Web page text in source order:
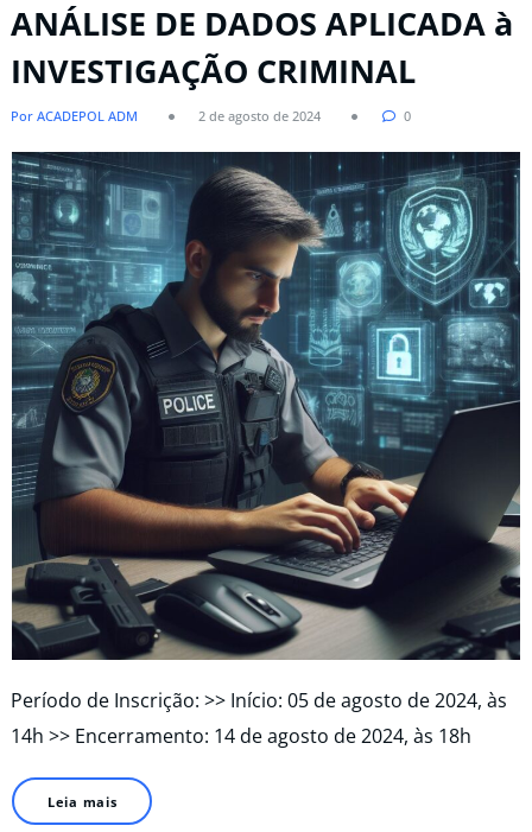
ANÁLISE DE DADOS APLICADA à
INVESTIGAÇÃO CRIMINAL​
Por ACADEPOL ADM 2 de agosto de 2024 0
Período de Inscrição: >> Início: 05 de agosto de 2024, às
14h >> Encerramento: 14 de agosto de 2024, às 18h
Leia mais